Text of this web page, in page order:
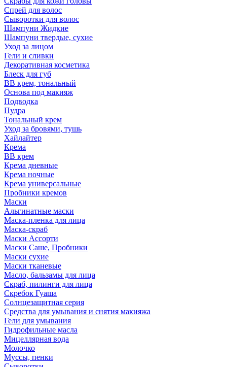
Спрей для волос
Сыворотки для волос
Шампуни Жидкие
Шампуни твердые, сухие
Уход за лицом
Гели и сливки
Декоративная косметика
Блеск для губ
ВВ крем, тональный
Основа под макияж
Подводка
Пудра
Тональный крем
Уход за бровями, тушь
Хайлайтер
Крема
ВВ крем
Крема дневные
Крема ночные
Крема универсальные
Пробники кремов
Маски
Альгинатные маски
Маска-пленка для лица
Маска-скраб
Маски Ассорти
Маски Саше, Пробники
Маски сухие
Маски тканевые
Масло, бальзамы для лица
Скраб, пилинги для лица
Скребок Гуаша
Солнцезащитная серия
Средства для умывания и снятия макияжа
Гели для умывания
Гидрофильные масла
Мицеллярная вода
Молочко
Муссы, пенки